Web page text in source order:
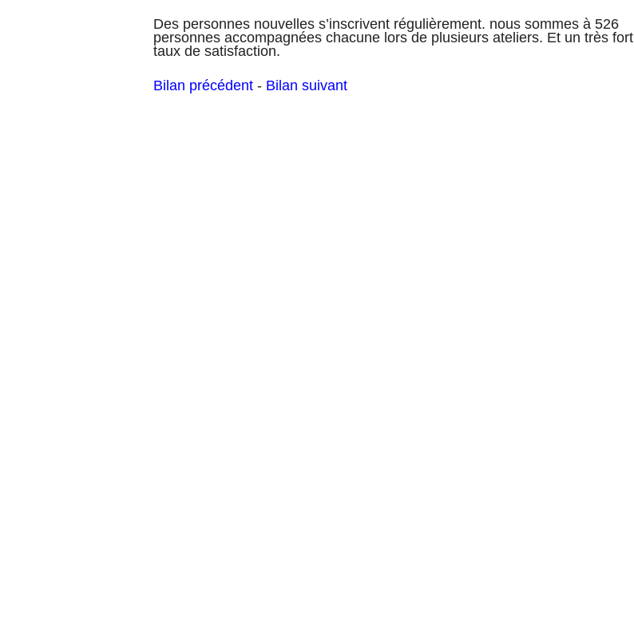
Des personnes nouvelles s’inscrivent régulièrement. nous sommes à 526
personnes accompagnées chacune lors de plusieurs ateliers. Et un très fort
taux de satisfaction.
Bilan précédent - Bilan suivant